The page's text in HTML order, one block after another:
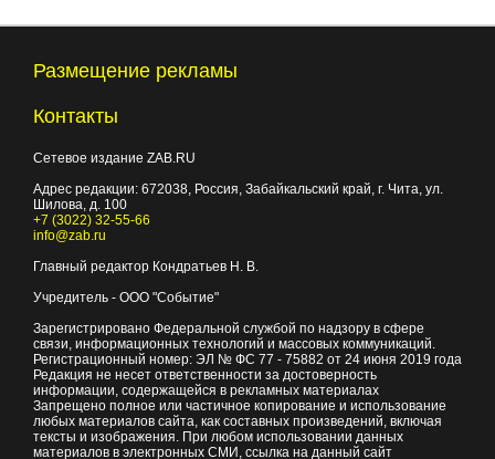
Размещение рекламы
Контакты
Сетевое издание ZAB.RU
Адрес редакции: 672038, Россия, Забайкальский край, г. Чита, ул.
Шилова, д. 100
+7 (3022) 32-55-66
info@zab.ru
Главный редактор Кондратьев Н. В.
Учредитель - ООО "Событие"
Зарегистрировано Федеральной службой по надзору в сфере
связи, информационных технологий и массовых коммуникаций.
Регистрационный номер: ЭЛ № ФС 77 - 75882 от 24 июня 2019 года
Редакция не несет ответственности за достоверность
информации, содержащейся в рекламных материалах
Запрещено полное или частичное копирование и использование
любых материалов сайта, как составных произведений, включая
тексты и изображения. При любом использовании данных
материалов в электронных СМИ, ссылка на данный сайт